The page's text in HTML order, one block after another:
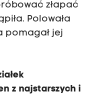
złapać
Polowała
pomagał jej
z najstarszych i